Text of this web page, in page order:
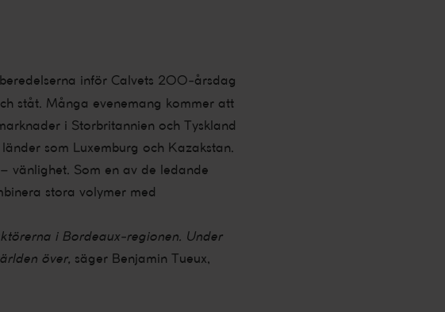
inför Calvets 200-årsdag
ståt. Många evenemang kommer att
i Storbritannien och Tyskland
som Luxemburg och Kazakstan.
vänlighet. Som en av de ledande
stora volymer med
i Bordeaux-regionen. Under
över, säger Benjamin Tueux,